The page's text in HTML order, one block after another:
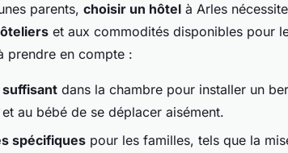
parents, choisir un hôtel à Arles
et aux commodités disponibles pour
prendre en compte :
suffisant dans la chambre pour installer un
au bébé de se déplacer aisément.
spécifiques pour les familles, tels que la